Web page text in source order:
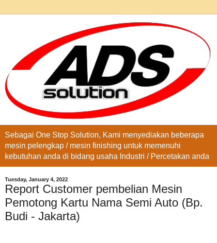
Sebagai One Stop Solution, Kami menyediakan beberapa
mesin pelengkap / mesin finishing untuk memenuhi
kebutuhan anda di bidang usaha Industri / Percetakan anda
Tuesday, January 4, 2022
Report Customer pembelian Mesin
Pemotong Kartu Nama Semi Auto (Bp.
Budi - Jakarta)